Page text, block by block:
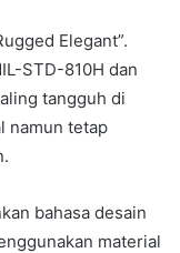
Elegant”.
STD-810H dan
tangguh di
namun tetap
bahasa desain
material